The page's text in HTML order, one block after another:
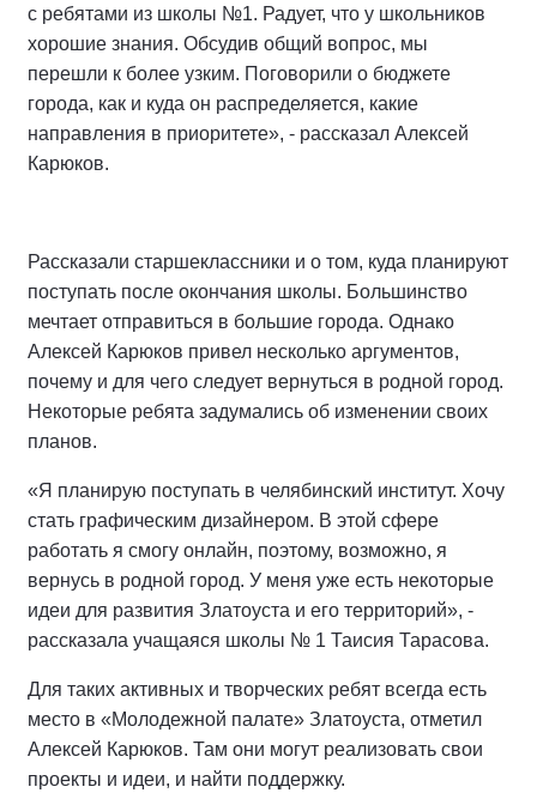
с ребятами из школы №1. Радует, что у школьников
хорошие знания. Обсудив общий вопрос, мы
перешли к более узким. Поговорили о бюджете
города, как и куда он распределяется, какие
направления в приоритете», - рассказал Алексей
Карюков.
Рассказали старшеклассники и о том, куда планируют
поступать после окончания школы. Большинство
мечтает отправиться в большие города. Однако
Алексей Карюков привел несколько аргументов,
почему и для чего следует вернуться в родной город.
Некоторые ребята задумались об изменении своих
планов.
«Я планирую поступать в челябинский институт. Хочу
стать графическим дизайнером. В этой сфере
работать я смогу онлайн, поэтому, возможно, я
вернусь в родной город. У меня уже есть некоторые
идеи для развития Златоуста и его территорий», -
рассказала учащаяся школы № 1 Таисия Тарасова.
Для таких активных и творческих ребят всегда есть
место в «Молодежной палате» Златоуста, отметил
Алексей Карюков. Там они могут реализовать свои
проекты и идеи, и найти поддержку.